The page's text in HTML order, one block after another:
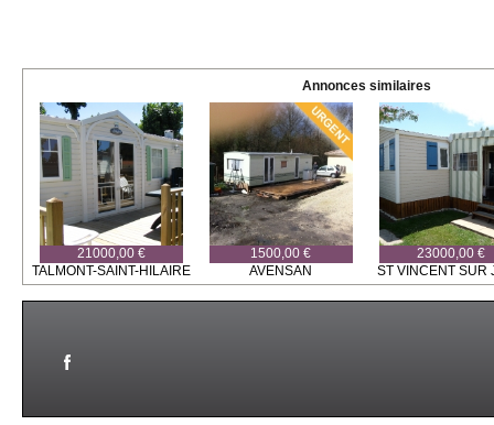
Annonces similaires
21000,00 €
TALMONT-SAINT-HILAIRE
1500,00 €
AVENSAN
23000,00 €
ST VINCENT SUR